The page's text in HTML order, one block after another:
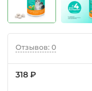
Отзывов: 0
318 ₽